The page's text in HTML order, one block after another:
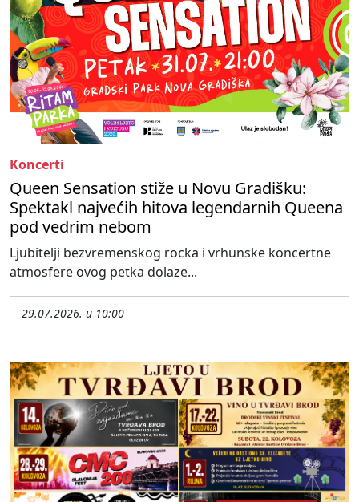
Koncerti
Queen Sensation stiže u Novu Gradišku:
Spektakl najvećih hitova legendarnih Queena
pod vedrim nebom
Ljubitelji bezvremenskog rocka i vrhunske koncertne
atmosfere ovog petka dolaze...
29.07.2026. u 10:00